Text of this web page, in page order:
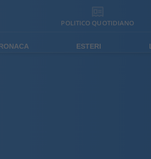
POLITICO QUOTIDIANO
ESTERI